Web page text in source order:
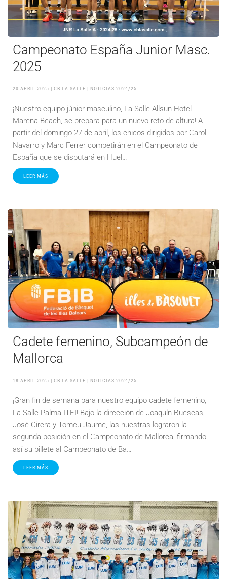
Campeonato España Junior Masc.
2025
20 APRIL 2025 | CB LA SALLE | NOTICIAS 2024/25
¡Nuestro equipo júnior masculino, La Salle Allsun Hotel
Marena Beach, se prepara para un nuevo reto de altura! A
partir del domingo 27 de abril, los chicos dirigidos por Carol
Navarro y Marc Ferrer competirán en el Campeonato de
España que se disputará en Huel…
LEER MÁS
Cadete femenino, Subcampeón de
Mallorca
18 APRIL 2025 | CB LA SALLE | NOTICIAS 2024/25
¡Gran fin de semana para nuestro equipo cadete femenino,
La Salle Palma ITEI! Bajo la dirección de Joaquín Ruescas,
José Cirera y Tomeu Jaume, las nuestras lograron la
segunda posición en el Campeonato de Mallorca, firmando
así su billete al Campeonato de Ba…
LEER MÁS